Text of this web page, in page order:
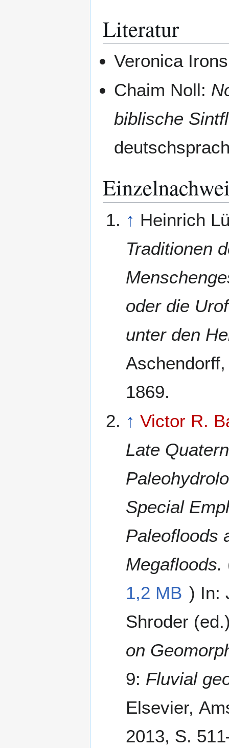
Literatur
Veronica
Chaim Noll:
biblische
↑ Heinrich
Traditionen
oder die
unter den
1869.
↑ Victor R.
Late
Special
Paleofloods
Megafloods.
1,2 MB ) In:
Shroder
on
9: Fluvial
Elsevier,
2013, S.